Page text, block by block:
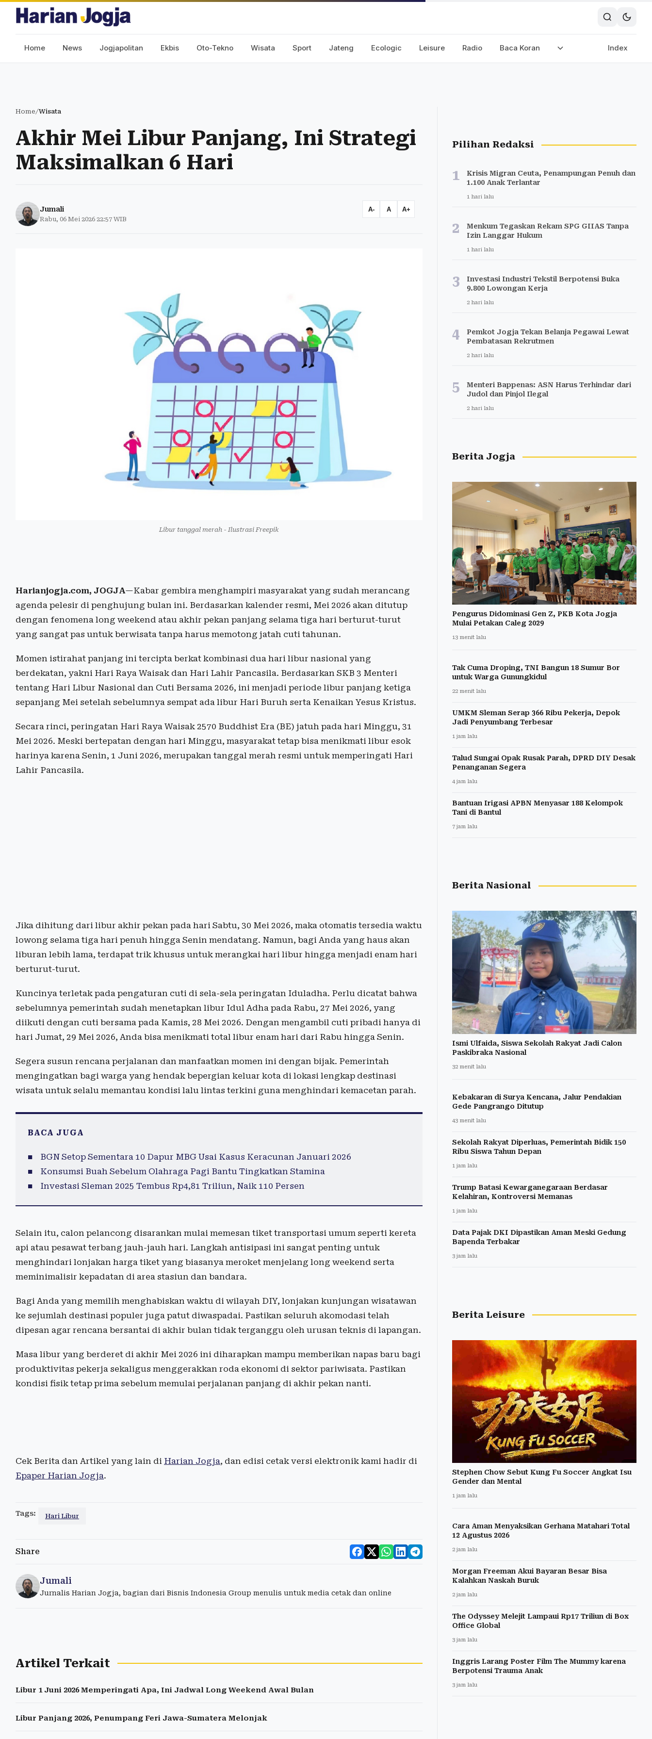
Home News Jogjapolitan Ekbis Oto-Tekno Wisata Sport Jateng Ecologic Leisure Radio Baca Koran Index
Home/Wisata
Akhir Mei Libur Panjang, Ini Strategi
Maksimalkan 6 Hari
Jumali
Rabu, 06 Mei 2026 22:57 WIB
A- A A+
Libur tanggal merah - Ilustrasi Freepik
Harianjogja.com, JOGJA—Kabar gembira menghampiri masyarakat yang sudah merancang
agenda pelesir di penghujung bulan ini. Berdasarkan kalender resmi, Mei 2026 akan ditutup
dengan fenomena long weekend atau akhir pekan panjang selama tiga hari berturut-turut
yang sangat pas untuk berwisata tanpa harus memotong jatah cuti tahunan.
Momen istirahat panjang ini tercipta berkat kombinasi dua hari libur nasional yang
berdekatan, yakni Hari Raya Waisak dan Hari Lahir Pancasila. Berdasarkan SKB 3 Menteri
tentang Hari Libur Nasional dan Cuti Bersama 2026, ini menjadi periode libur panjang ketiga
sepanjang Mei setelah sebelumnya sempat ada libur Hari Buruh serta Kenaikan Yesus Kristus.
Secara rinci, peringatan Hari Raya Waisak 2570 Buddhist Era (BE) jatuh pada hari Minggu, 31
Mei 2026. Meski bertepatan dengan hari Minggu, masyarakat tetap bisa menikmati libur esok
harinya karena Senin, 1 Juni 2026, merupakan tanggal merah resmi untuk memperingati Hari
Lahir Pancasila.
Jika dihitung dari libur akhir pekan pada hari Sabtu, 30 Mei 2026, maka otomatis tersedia waktu
lowong selama tiga hari penuh hingga Senin mendatang. Namun, bagi Anda yang haus akan
liburan lebih lama, terdapat trik khusus untuk merangkai hari libur hingga menjadi enam hari
berturut-turut.
Kuncinya terletak pada pengaturan cuti di sela-sela peringatan Iduladha. Perlu dicatat bahwa
sebelumnya pemerintah sudah menetapkan libur Idul Adha pada Rabu, 27 Mei 2026, yang
diikuti dengan cuti bersama pada Kamis, 28 Mei 2026. Dengan mengambil cuti pribadi hanya di
hari Jumat, 29 Mei 2026, Anda bisa menikmati total libur enam hari dari Rabu hingga Senin.
Segera susun rencana perjalanan dan manfaatkan momen ini dengan bijak. Pemerintah
mengingatkan bagi warga yang hendak bepergian keluar kota di lokasi lengkap destinasi
wisata untuk selalu memantau kondisi lalu lintas terkini guna menghindari kemacetan parah.
BACA JUGA
BGN Setop Sementara 10 Dapur MBG Usai Kasus Keracunan Januari 2026
Konsumsi Buah Sebelum Olahraga Pagi Bantu Tingkatkan Stamina
Investasi Sleman 2025 Tembus Rp4,81 Triliun, Naik 110 Persen
Selain itu, calon pelancong disarankan mulai memesan tiket transportasi umum seperti kereta
api atau pesawat terbang jauh-jauh hari. Langkah antisipasi ini sangat penting untuk
menghindari lonjakan harga tiket yang biasanya meroket menjelang long weekend serta
meminimalisir kepadatan di area stasiun dan bandara.
Bagi Anda yang memilih menghabiskan waktu di wilayah DIY, lonjakan kunjungan wisatawan
ke sejumlah destinasi populer juga patut diwaspadai. Pastikan seluruh akomodasi telah
dipesan agar rencana bersantai di akhir bulan tidak terganggu oleh urusan teknis di lapangan.
Masa libur yang berderet di akhir Mei 2026 ini diharapkan mampu memberikan napas baru bagi
produktivitas pekerja sekaligus menggerakkan roda ekonomi di sektor pariwisata. Pastikan
kondisi fisik tetap prima sebelum memulai perjalanan panjang di akhir pekan nanti.
Cek Berita dan Artikel yang lain di Harian Jogja, dan edisi cetak versi elektronik kami hadir di
Epaper Harian Jogja.
Tags: Hari Libur
Share
Jumali
Jurnalis Harian Jogja, bagian dari Bisnis Indonesia Group menulis untuk media cetak dan online
Artikel Terkait
Libur 1 Juni 2026 Memperingati Apa, Ini Jadwal Long Weekend Awal Bulan
Libur Panjang 2026, Penumpang Feri Jawa-Sumatera Melonjak
Pilihan Redaksi
1
Krisis Migran Ceuta, Penampungan Penuh dan
1.100 Anak Terlantar
1 hari lalu
2
Menkum Tegaskan Rekam SPG GIIAS Tanpa
Izin Langgar Hukum
1 hari lalu
3
Investasi Industri Tekstil Berpotensi Buka
9.800 Lowongan Kerja
2 hari lalu
4
Pemkot Jogja Tekan Belanja Pegawai Lewat
Pembatasan Rekrutmen
2 hari lalu
5
Menteri Bappenas: ASN Harus Terhindar dari
Judol dan Pinjol Ilegal
2 hari lalu
Berita Jogja
Pengurus Didominasi Gen Z, PKB Kota Jogja
Mulai Petakan Caleg 2029
13 menit lalu
Tak Cuma Droping, TNI Bangun 18 Sumur Bor
untuk Warga Gunungkidul
22 menit lalu
UMKM Sleman Serap 366 Ribu Pekerja, Depok
Jadi Penyumbang Terbesar
1 jam lalu
Talud Sungai Opak Rusak Parah, DPRD DIY Desak
Penanganan Segera
4 jam lalu
Bantuan Irigasi APBN Menyasar 188 Kelompok
Tani di Bantul
7 jam lalu
Berita Nasional
Ismi Ulfaida, Siswa Sekolah Rakyat Jadi Calon
Paskibraka Nasional
32 menit lalu
Kebakaran di Surya Kencana, Jalur Pendakian
Gede Pangrango Ditutup
43 menit lalu
Sekolah Rakyat Diperluas, Pemerintah Bidik 150
Ribu Siswa Tahun Depan
1 jam lalu
Trump Batasi Kewarganegaraan Berdasar
Kelahiran, Kontroversi Memanas
1 jam lalu
Data Pajak DKI Dipastikan Aman Meski Gedung
Bapenda Terbakar
3 jam lalu
Berita Leisure
Stephen Chow Sebut Kung Fu Soccer Angkat Isu
Gender dan Mental
1 jam lalu
Cara Aman Menyaksikan Gerhana Matahari Total
12 Agustus 2026
2 jam lalu
Morgan Freeman Akui Bayaran Besar Bisa
Kalahkan Naskah Buruk
2 jam lalu
The Odyssey Melejit Lampaui Rp17 Triliun di Box
Office Global
3 jam lalu
Inggris Larang Poster Film The Mummy karena
Berpotensi Trauma Anak
3 jam lalu